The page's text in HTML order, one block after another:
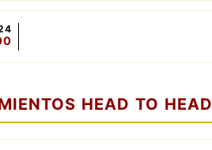
HEAD TO HEAD